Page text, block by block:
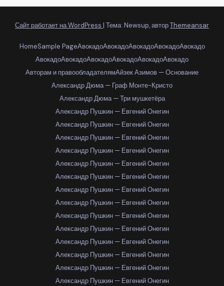
Сайт работает на WordPress | Тема: Newsup, авторThemeansar
HomeSample PageАвокадоАвокадоАвокадоАвокадоАвокадо
АвокадоАвокадоАвокадоАвокадоАвокадоАвокадо
Авторам и правообладателямАйзек Азимов — Основание
Александр Дюма — Граф Монте-Кристо
Александр Дюма — Три мушкетёра
Александр Пушкин — Евгений Онегин
Александр Пушкин — Евгений Онегин
Александр Пушкин — Евгений Онегин
Александр Пушкин — Евгений Онегин
Александр Пушкин — Евгений Онегин
Александр Пушкин — Евгений Онегин
Александр Пушкин — Евгений Онегин
Александр Пушкин — Евгений Онегин
Александр Пушкин — Евгений Онегин
Александр Пушкин — Евгений Онегин
Александр Пушкин — Евгений Онегин
Александр Пушкин — Евгений Онегин
Александр Пушкин — Евгений Онегин
Александр Пушкин — Евгений Онегин